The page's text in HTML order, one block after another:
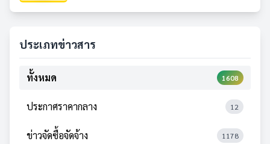
ประเภทข่าวสาร
ทั้งหมด 1608
ประกาศราคากลาง 12
ข่าวจัดซื้อจัดจ้าง 1178